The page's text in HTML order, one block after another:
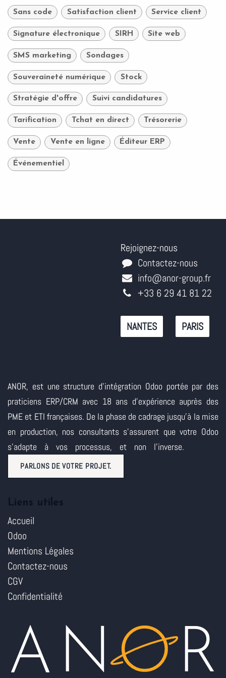
Sans code Satisfaction client Service client
Signature électronique SIRH Site web
SMS marketing Sondages
Souveraineté numérique Stock
Stratégie d'offre Suivi candidatures
Tarification Tchat en direct Trésorerie
Vente Vente en ligne Éditeur ERP
Événementiel
Rejoignez-nous
Contactez-nous
info@anor-group.fr
+33 6 29 41 81 22
NANTES PARIS
ANOR, est une structure d'intégration Odoo portée par des
praticiens ERP/CRM avec 18 ans d'expérience auprès des
PME et ETI françaises. De la phase de cadrage jusqu'à la mise
en production, nos consultants s'assurent que votre Odoo
s'adapte à vos processus, et non l'inverse.
PARLONS DE VOTRE PROJET.
Accueil
Odoo
Mentions Légales
Contactez-nous
CGV
Confidentialité